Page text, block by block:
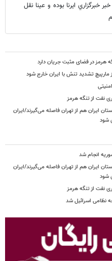
خبرگزاري ايرنا بوده و عينا نقل
هرمز در فضای مثبت جریان دارد
مارپیچ تشدید تنش با ایران خارج شود
نفت از تنگه هرمز
ایران هم از تهران فاصله می‌گیرند/ایران
شود
انجام شد
ایران هم از تهران فاصله می‌گیرند/ایران
شود
نفت از تنگه هرمز